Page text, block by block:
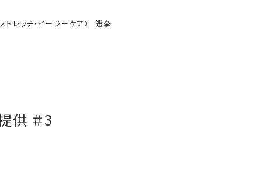
トレッチ・イージーケア）
選挙
供 ＃3